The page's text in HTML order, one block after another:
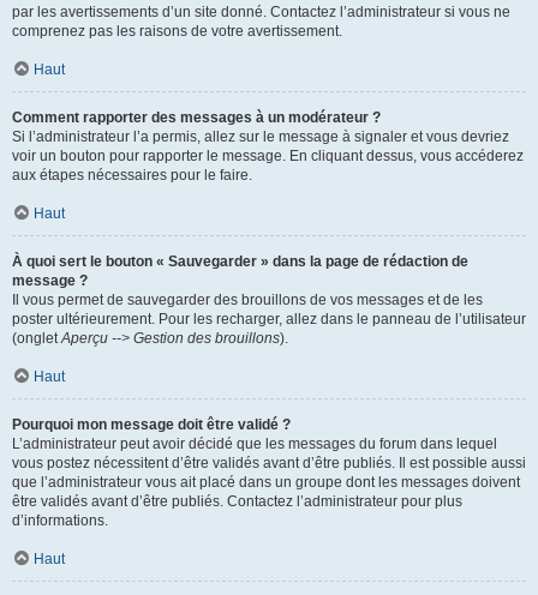
par les avertissements d’un site donné. Contactez l’administrateur si vous ne
comprenez pas les raisons de votre avertissement.
Haut
Comment rapporter des messages à un modérateur ?
Si l’administrateur l’a permis, allez sur le message à signaler et vous devriez
voir un bouton pour rapporter le message. En cliquant dessus, vous accéderez
aux étapes nécessaires pour le faire.
Haut
À quoi sert le bouton « Sauvegarder » dans la page de rédaction de
message ?
Il vous permet de sauvegarder des brouillons de vos messages et de les
poster ultérieurement. Pour les recharger, allez dans le panneau de l’utilisateur
(ongletAperçu --> Gestion des brouillons).
Haut
Pourquoi mon message doit être validé ?
L’administrateur peut avoir décidé que les messages du forum dans lequel
vous postez nécessitent d’être validés avant d’être publiés. Il est possible aussi
que l’administrateur vous ait placé dans un groupe dont les messages doivent
être validés avant d’être publiés. Contactez l’administrateur pour plus
d’informations.
Haut